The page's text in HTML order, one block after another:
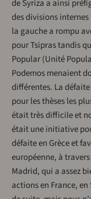
de Syriza a ainsi
des divisions
la gauche a rompu
pour Tsipras tandis
Popular (Unité
Podemos menaient
différentes. La
pour les thèses les
était très difficile et
était une initiative
défaite en Grèce et
européenne, à
Madrid, qui a assez
actions en France,